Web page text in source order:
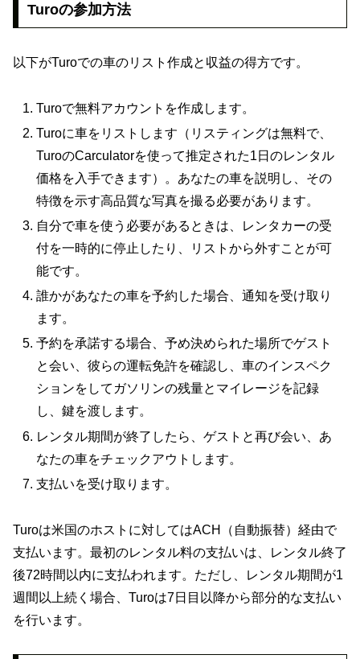
Turoの参加方法
以下がTuroでの車のリスト作成と収益の得方です。
Turoで無料アカウントを作成します。
Turoに車をリストします（リスティングは無料で、
TuroのCarculatorを使って推定された1日のレンタル
価格を入手できます）。あなたの車を説明し、その
特徴を示す高品質な写真を撮る必要があります。
自分で車を使う必要があるときは、レンタカーの受
付を一時的に停止したり、リストから外すことが可
能です。
誰かがあなたの車を予約した場合、通知を受け取り
ます。
予約を承諾する場合、予め決められた場所でゲスト
と会い、彼らの運転免許を確認し、車のインスペク
ションをしてガソリンの残量とマイレージを記録
し、鍵を渡します。
レンタル期間が終了したら、ゲストと再び会い、あ
なたの車をチェックアウトします。
支払いを受け取ります。
Turoは米国のホストに対してはACH（自動振替）経由で
支払います。最初のレンタル料の支払いは、レンタル終了
後72時間以内に支払われます。ただし、レンタル期間が1
週間以上続く場合、Turoは7日目以降から部分的な支払い
を行います。